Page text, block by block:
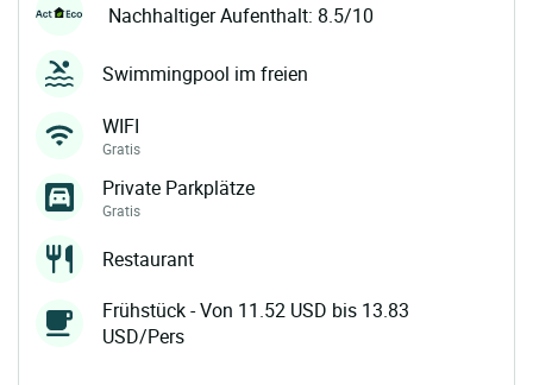
Nachhaltiger Aufenthalt: 8.5/10
Swimmingpool im freien
WIFI
Gratis
Private Parkplätze
Gratis
Restaurant
Frühstück - Von 11.52 USD bis 13.83
USD/Pers